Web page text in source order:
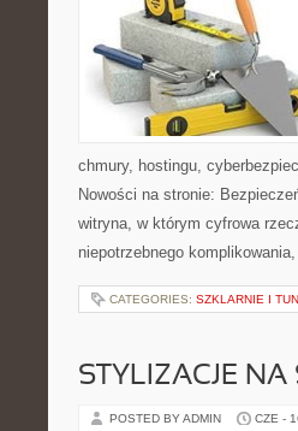
chmury, hostingu,
Nowości na stronie:
witryna, w którym cyfrowa
niepotrzebnego
CATEGORIES: SZKLARNIE I
STYLIZACJE NA
POSTED BY ADMIN CZE -